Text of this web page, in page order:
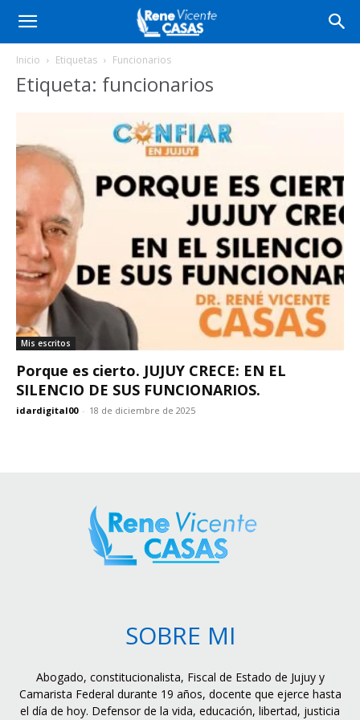
Inicio Etiquetas Funcionarios
Etiqueta: funcionarios
Mis escritos
Porque es cierto. JUJUY CRECE: EN EL
SILENCIO DE SUS FUNCIONARIOS.
idardigital00 - 18 de diciembre de 2025
SOBRE MI
Abogado, constitucionalista, Fiscal de Estado de Jujuy y
Camarista Federal durante 19 años, docente que ejerce hasta
el día de hoy. Defensor de la vida, educación, libertad, justicia